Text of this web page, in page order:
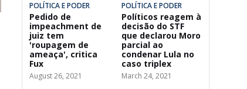
POLÍTICA E PODER
Pedido de
impeachment de
juiz tem
'roupagem de
ameaça', critica
Fux
August 26, 2021
POLÍTICA E PODER
Políticos reagem à
decisão do STF
que declarou Moro
parcial ao
condenar Lula no
caso triplex
March 24, 2021